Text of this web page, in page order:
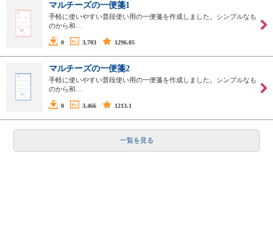
マルチーズの一便箋1
手軽に使いやすい普段使い用の一便箋を作成しました。シンプルなも
のから和…
0 3,703 1296.05
マルチーズの一便箋2
手軽に使いやすい普段使い用の一便箋を作成しました。シンプルなも
のから和…
0 3,466 1213.1
一覧を見る